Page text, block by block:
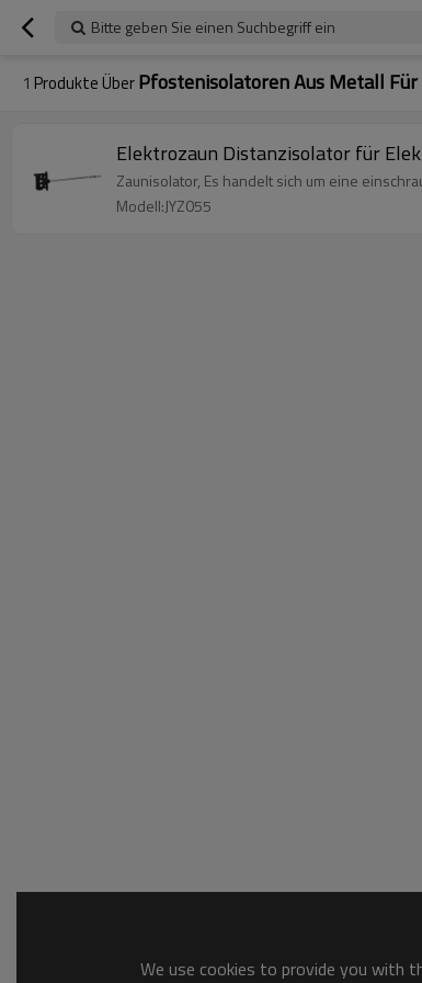
Bitte geben Sie einen Suchbegriff ein
1 Produkte ÜberPfostenisolatoren Aus Metall Für
Elektrozaun Distanzisolator für
Zaunisolator, Es handelt sich um eine
Modell:JYZ055
We use cookies to provide you with